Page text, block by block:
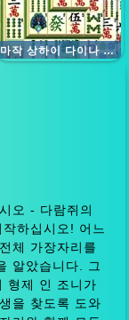
마작 상하이 다이나 스티
오 - 다람쥐의
하십시오! 어느
체 가장자리를
알았습니다. 그
형제 인 조니가
을 찾도록 도와